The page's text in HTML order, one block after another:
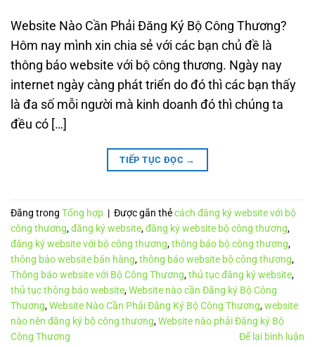
Website Nào Cần Phải Đăng Ký Bộ Công Thương?
Hôm nay mình xin chia sẻ với các bạn chủ đề là
thông báo website với bộ công thương. Ngày nay
internet ngày càng phát triển do đó thì các bạn thấy
là đa số mỗi người mà kinh doanh đó thì chúng ta
đều có […]
TIẾP TỤC ĐỌC →
Đăng trong Tổng hợp | Được gắn thẻcách đăng ký website với bộ
công thương,đăng ký website,đăng ký website bộ công thương,
đăng ký website với bộ công thương,thông báo bộ công thương,
thông báo website bán hàng,thông báo website bộ công thương,
Thông báo website với Bộ Công Thương,thủ tục đăng ký website,
thủ tục thông báo website,Website nào cần Đăng ký Bộ Công
Thương,Website Nào Cần Phải Đăng Ký Bộ Công Thương,website
nào nên đăng ký bộ công thương,Website nào phải Đăng ký Bộ
Công Thương
Để lại bình luận